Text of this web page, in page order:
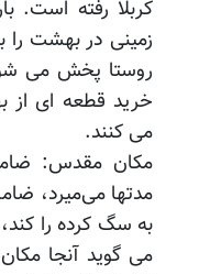
کربلا رفته است.
زمینی در بهشت
روستا پخش می
خرید قطعه ای از
می کنند.
مکان مقدس:
مدتها می‌میرد،
به سگ کرده را
می گوید آنجا